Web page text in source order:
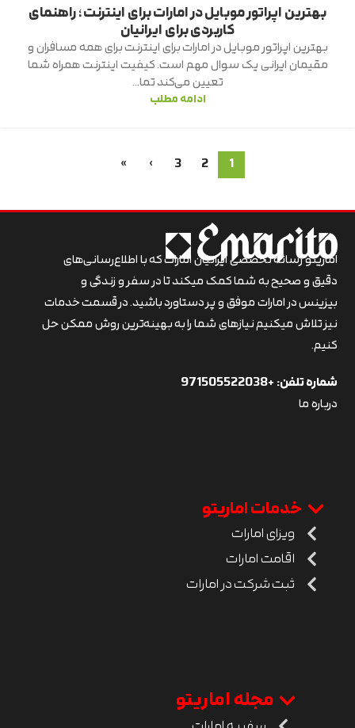
بهترین اپراتور موبایل در امارات برای اینترنت؛ راهنمای
کاربردی برای ایرانیان
بهترین اپراتور موبایل در امارات برای اینترنت برای همه مسافران و
مقیمان ایرانی یک سوال مهم است. کیفیت اینترنت همراه شما
تعیین می‌کند تما...
ادامه مطلب
1
2
3
›
»
اماریتو رسانه تخصصی ایرانیان امارات که با اطلاع‌رسانی‌های
دقیق و صحیح به شما کمک میکند تا در سفر و زندگی و
بیزینس در امارات موفق و پر دستاورد باشید. در قسمت خدمات
نیز تلاش میکنیم نیازهای شما را به بهینه‌ترین روش ممکن حل
کنیم.
شماره تلفن:+971505522038
درباره ما
خدمات اماریتو
ویزای امارات
اقامت امارات
ثبت شرکت در امارات
مجله اماریتو